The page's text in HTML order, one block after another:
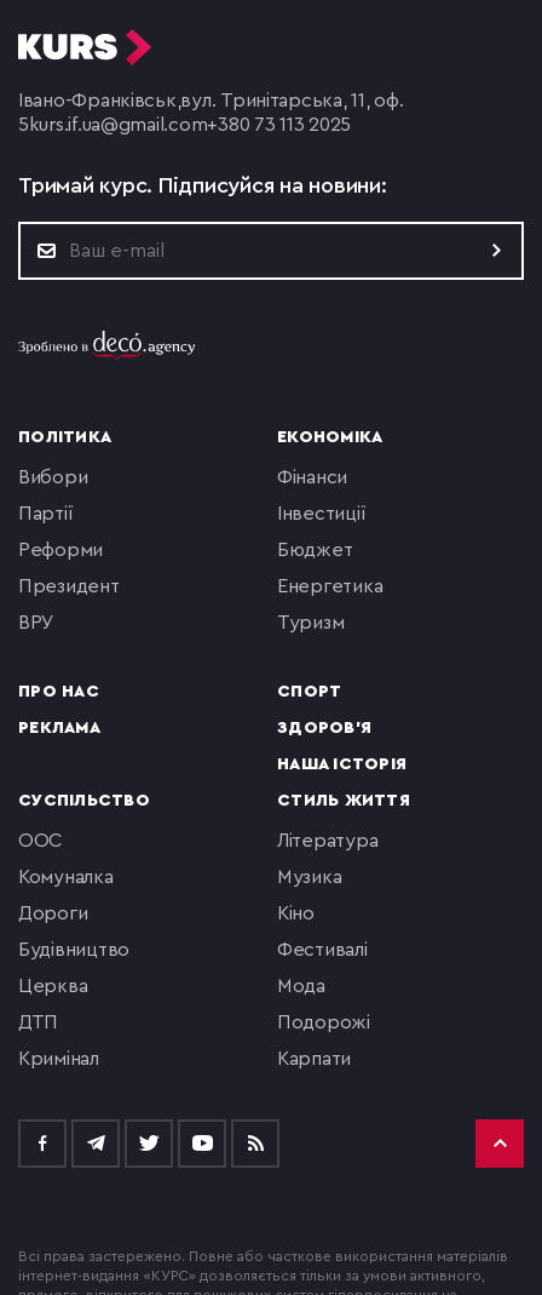
Івано-Франківськ, вул. Тринітарська, 11, оф.
5 kurs.if.ua@gmail.com+380 73 113 2025
Тримай курс. Підписуйся на новини:
ПОЛІТИКА
вибори
партії
реформи
президент
ВРУ
ПРО НАС
РЕКЛАМА
ЕКОНОМІКА
фінанси
інвестиції
бюджет
енергетика
туризм
СПОРТ
ЗДОРОВ'Я
НАША ІСТОРІЯ
СУСПІЛЬСТВО
ООС
комуналка
Дороги
будівництво
церква
ДТП
кримінал
СТИЛЬ ЖИТТЯ
література
музика
кіно
фестивалі
мода
подорожі
Карпати
Всі права застережено. Повне або часткове використання матеріалів
інтернет-видання «КУРС» дозволяється тільки за умови активного,